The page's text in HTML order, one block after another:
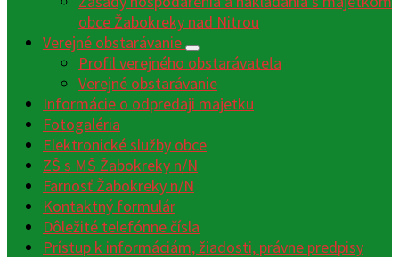
obce Žabokreky nad Nitrou
Verejné obstarávanie
Profil verejného obstarávateľa
Verejné obstarávanie
Informácie o odpredaji majetku
Fotogaléria
Elektronické služby obce
ZŠ s MŠ Žabokreky n/N
Farnosť Žabokreky n/N
Kontaktný formulár
Dôležité telefónne čísla
Prístup k informáciám, žiadosti, právne predpisy